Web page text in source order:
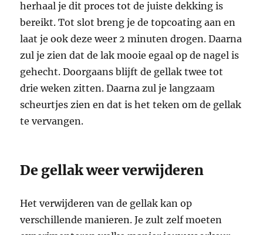
herhaal je dit proces tot de juiste dekking is
bereikt. Tot slot breng je de topcoating aan en
laat je ook deze weer 2 minuten drogen. Daarna
zul je zien dat de lak mooie egaal op de nagel is
gehecht. Doorgaans blijft de gellak twee tot
drie weken zitten. Daarna zul je langzaam
scheurtjes zien en dat is het teken om de gellak
te vervangen.
De gellak weer verwijderen
Het verwijderen van de gellak kan op
verschillende manieren. Je zult zelf moeten